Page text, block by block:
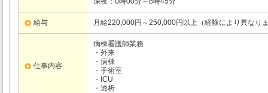
給与 月給220,000円～250,000円以上（経験により異な
仕事内容
病棟看護師業務
・外来
・病棟
・手術室
・ICU
・透析